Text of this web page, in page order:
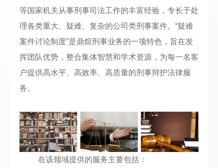
等国家机关从事刑事司法工作的丰富经验，专长于处
理各类重大、疑难、复杂的公司类刑事案件。 “疑难
案件讨论制度”是鼎煊刑事业务的一项特色，旨在发
挥团队优势，整合集体智慧和学术资源，为每一名客
户提供高水平、高效率、高质量的刑事辩护法律服
务。
在该领域提供的服务主要包括：